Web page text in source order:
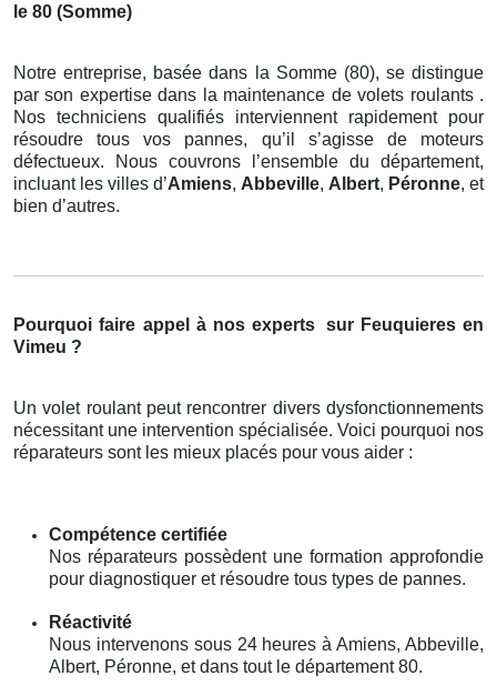
le 80 (Somme)
Notre entreprise, basée dans la Somme (80), se distingue
par son expertise dans la maintenance de volets roulants .
Nos techniciens qualifiés interviennent rapidement pour
résoudre tous vos pannes, qu’il s’agisse de moteurs
défectueux. Nous couvrons l’ensemble du département,
incluant les villes d’Amiens, Abbeville, Albert, Péronne, et
bien d’autres.
Pourquoi faire appel à nos experts sur Feuquieres en
Vimeu ?
Un volet roulant peut rencontrer divers dysfonctionnements
nécessitant une intervention spécialisée. Voici pourquoi nos
réparateurs sont les mieux placés pour vous aider :
Compétence certifiée
Nos réparateurs possèdent une formation approfondie
pour diagnostiquer et résoudre tous types de pannes.
Réactivité
Nous intervenons sous 24 heures à Amiens, Abbeville,
Albert, Péronne, et dans tout le département 80.